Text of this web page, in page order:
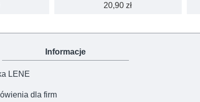
20,90 zł
Informacje
LENE
dla firm